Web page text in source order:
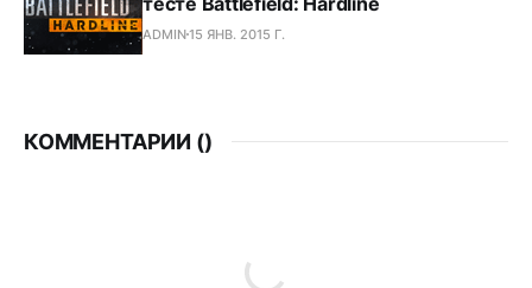
ADMIN15 ЯНВ. 2015 Г.
КОММЕНТАРИИ ()